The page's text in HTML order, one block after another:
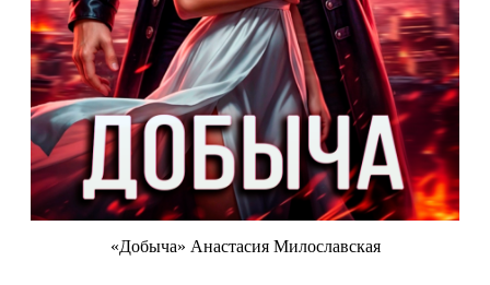
«Добыча» Анастасия Милославская